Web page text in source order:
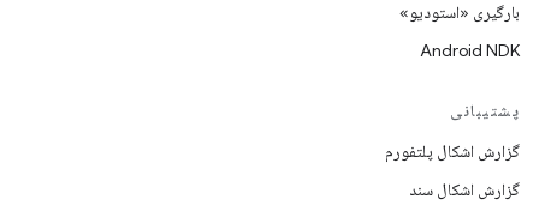
بارگیری «استودیو»
Android NDK
پشتیبانی
گزارش اشکال پلتفورم
گزارش اشکال سند